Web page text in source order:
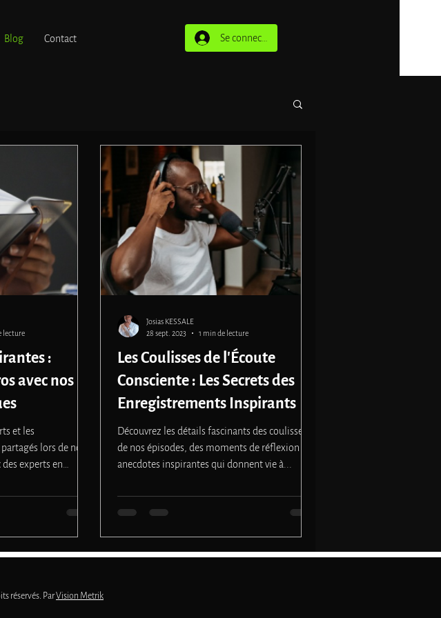
Blog Contact Se connecter
:
avec nos
et les
lors de nos
experts en
lecture
Les Coulisses de l'Écoute
Consciente : Les Secrets des
Enregistrements Inspirants
Découvrez les détails fascinants des coulisses
de nos épisodes, des moments de réflexion aux
anecdotes inspirantes qui donnent vie à...
Josias KESSALE
28 sept. 2023
1 min de lecture
réservés. ParVision Metrik